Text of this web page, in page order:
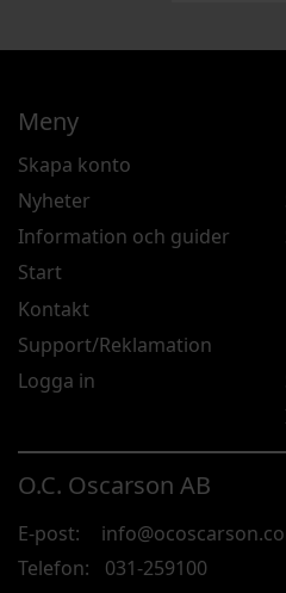
O.C. Oscarson AB
E-post:
Telefon:
031-259100
Meny
Skapa konto
Nyheter
Information och guider
Start
Kontakt
Support/Reklamation
Logga in